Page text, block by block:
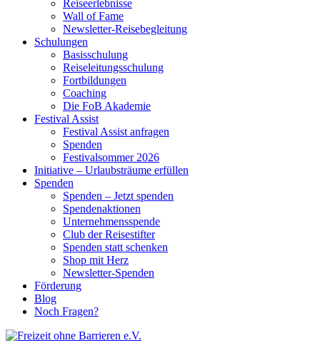
Reiseerlebnisse
Wall of Fame
Newsletter-Reisebegleitung
Schulungen
Basisschulung
Reiseleitungsschulung
Fortbildungen
Coaching
Die FoB Akademie
Festival Assist
Festival Assist anfragen
Spenden
Festivalsommer 2026
Initiative – Urlaubsträume erfüllen
Spenden
Spenden – Jetzt spenden
Spendenaktionen
Unternehmensspende
Club der Reisestifter
Spenden statt schenken
Shop mit Herz
Newsletter-Spenden
Förderung
Blog
Noch Fragen?